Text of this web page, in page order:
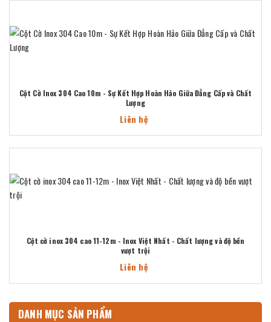
Cột Cờ Inox 304 Cao 10m - Sự Kết Hợp Hoàn Hảo Giữa Đẳng Cấp và Chất
Lượng
Liên hệ
Cột cờ inox 304 cao 11-12m - Inox Việt Nhất - Chất lượng và độ bền
vượt trội
Liên hệ
DANH MỤC SẢN PHẨM